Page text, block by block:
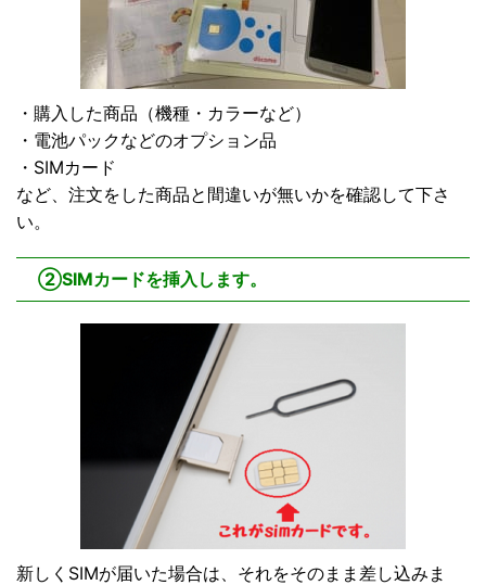
・購入した商品（機種・カラーなど）
・電池パックなどのオプション品
・SIMカード
など、注文をした商品と間違いが無いかを確認して下さ
い。
②SIMカードを挿入します。
新しくSIMが届いた場合は、それをそのまま差し込みま